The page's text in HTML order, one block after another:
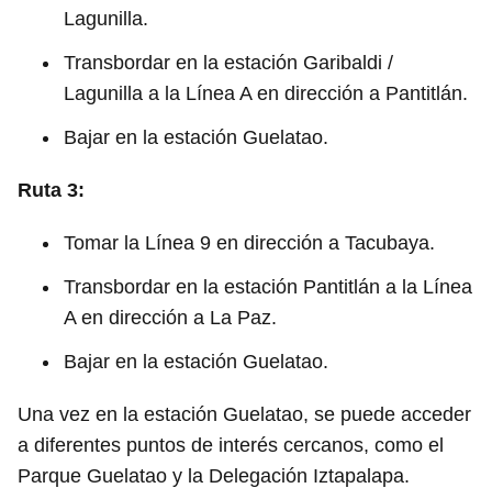
Lagunilla.
Transbordar en la estación Garibaldi /
Lagunilla a la Línea A en dirección a Pantitlán.
Bajar en la estación Guelatao.
Ruta 3:
Tomar la Línea 9 en dirección a Tacubaya.
Transbordar en la estación Pantitlán a la Línea
A en dirección a La Paz.
Bajar en la estación Guelatao.
Una vez en la estación Guelatao, se puede acceder
a diferentes puntos de interés cercanos, como el
Parque Guelatao y la Delegación Iztapalapa.